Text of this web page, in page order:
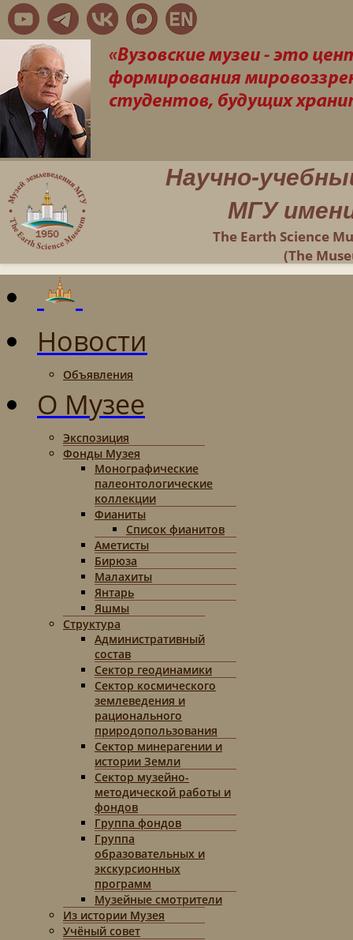
Научно-
МГУ
The Earth Science
(The
Новости
Объявления
О Музее
Экспозиция
Фонды Музея
Монографические
палеонтологические
коллекции
Фианиты
Список фианитов
Аметисты
Бирюза
Малахиты
Янтарь
Яшмы
Структура
Административный
состав
Сектор геодинамики
Сектор космического
землеведения и
рационального
природопользования
Сектор минерагении и
истории Земли
Сектор музейно-
методической работы и
фондов
Группа фондов
Группа
образовательных и
экскурсионных
программ
Музейные смотрители
Из истории Музея
Учёный совет